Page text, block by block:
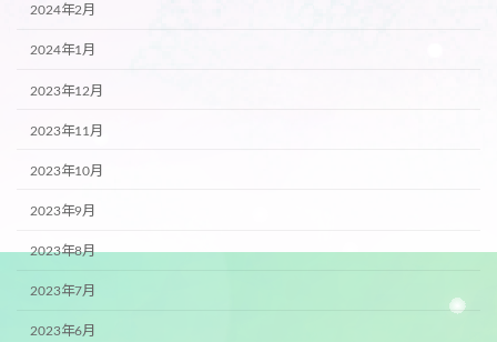
2024年2月
2024年1月
2023年12月
2023年11月
2023年10月
2023年9月
2023年8月
2023年7月
2023年6月